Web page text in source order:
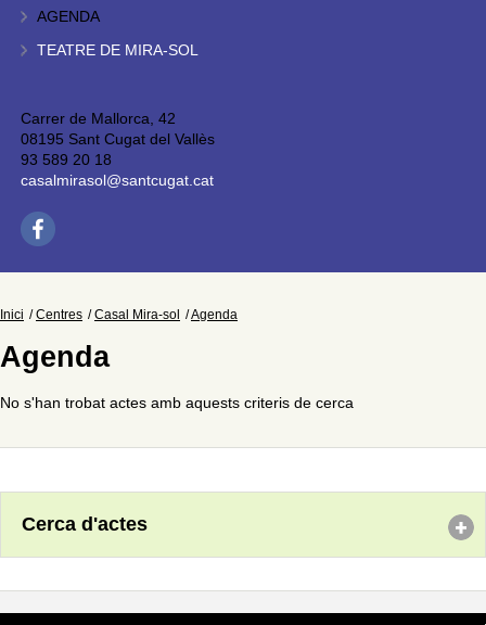
AGENDA
TEATRE DE MIRA-SOL
Carrer de Mallorca, 42
08195 Sant Cugat del Vallès
93 589 20 18
casalmirasol@santcugat.cat
Inici Centres Casal Mira-sol Agenda
Agenda
No s'han trobat actes amb aquests criteris de cerca
Cerca d'actes